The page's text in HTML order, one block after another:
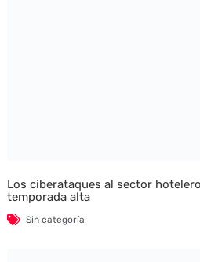
Los ciberataques al sector
temporada alta
Sin categoría